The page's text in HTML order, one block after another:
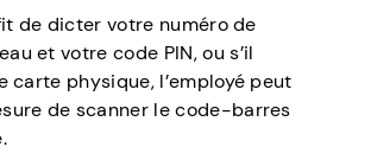
de dicter votre numéro de
et votre code PIN, ou s’il
carte physique, l’employé peut
de scanner le code-barres